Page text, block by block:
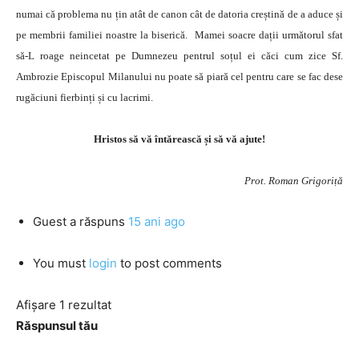
numai că problema nu țin atât de canon cât de datoria creștină de a aduce și
pe membrii familiei noastre la biserică. Mamei soacre dații următorul sfat
să-L roage neincetat pe Dumnezeu pentrul soțul ei căci cum zice Sf.
Ambrozie Episcopul Milanului nu poate să piară cel pentru care se fac dese
rugăciuni fierbinți și cu lacrimi.
Hristos să vă întărească și să vă ajute!
Prot. Roman Grigoriță
Guest a răspuns 15 ani ago
You must login to post comments
Afișare 1 rezultat
Răspunsul tău